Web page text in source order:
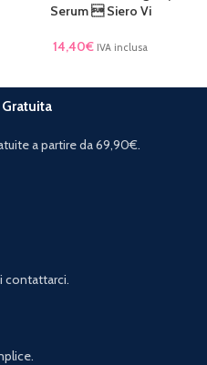
Serum  Siero Vi
14,40€ IVA inclusa
a partire da 69,90€.
contattarci.